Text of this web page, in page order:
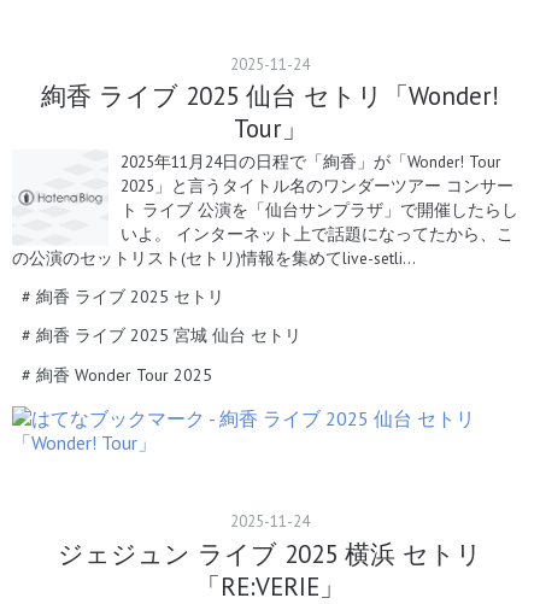
2025-11-24
絢香 ライブ 2025 仙台 セトリ「Wonder!
Tour」
2025年11月24日の日程で「絢香」が「Wonder! Tour
2025」と言うタイトル名のワンダーツアー コンサー
ト ライブ 公演を「仙台サンプラザ」で開催したらし
いよ。 インターネット上で話題になってたから、こ
の公演のセットリスト(セトリ)情報を集めてlive-setli…
# 絢香 ライブ 2025 セトリ
# 絢香 ライブ 2025 宮城 仙台 セトリ
# 絢香 Wonder Tour 2025
2025-11-24
ジェジュン ライブ 2025 横浜 セトリ
「RE:VERIE」